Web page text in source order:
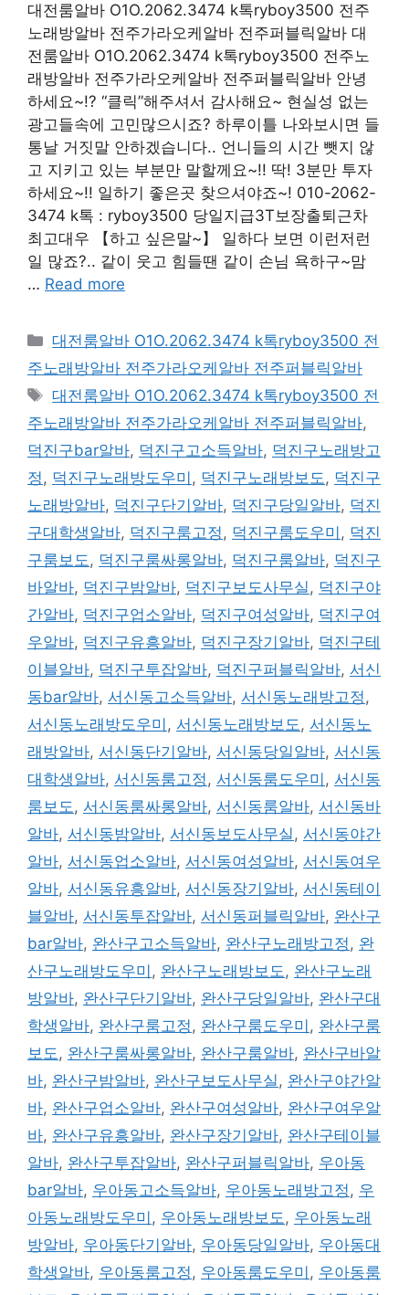
대전룸알바 O1O.2062.3474 k톡ryboy3500 전주
노래방알바 전주가라오케알바 전주퍼블릭알바 대
전룸알바 O1O.2062.3474 k톡ryboy3500 전주노
래방알바 전주가라오케알바 전주퍼블릭알바 안녕
하세요~!? “클릭”해주셔서 감사해요~ 현실성 없는
광고들속에 고민많으시죠? 하루이틀 나와보시면 들
통날 거짓말 안하겠습니다.. 언니들의 시간 뺏지 않
고 지키고 있는 부분만 말할께요~!! 딱! 3분만 투자
하세요~!! 일하기 좋은곳 찾으셔야죠~! 010-2062-
3474 k톡 : ryboy3500 당일지급3T보장출퇴근차
최고대우 【하고 싶은말~】 일하다 보면 이런저런
일 많죠?.. 같이 웃고 힘들땐 같이 손님 욕하구~맘
… Read more
카
테
리
대전룸알바 O1O.2062.3474 k톡ryboy3500 전
주노래방알바 전주가라오케알바 전주퍼블릭알바
태
그
대전룸알바 O1O.2062.3474 k톡ryboy3500 전
주노래방알바 전주가라오케알바 전주퍼블릭알바,
덕진구bar알바, 덕진구고소득알바, 덕진구노래방고
정, 덕진구노래방도우미 , 덕진구노래방보도, 덕진구
노래방알바, 덕진구단기알바, 덕진구당일알바, 덕진
구대학생알바, 덕진구룸고정, 덕진구룸도우미 , 덕진
구룸보도, 덕진구룸싸롱알바, 덕진구룸알바, 덕진구
바알바, 덕진구밤알바, 덕진구보도사무실, 덕진구야
간알바, 덕진구업소알바, 덕진구여성알바, 덕진구여
우알바, 덕진구유흥알바, 덕진구장기알바, 덕진구테
이블알바, 덕진구투잡알바, 덕진구퍼블릭알바, 서신
동bar알바, 서신동고소득알바, 서신동노래방고정,
서신동노래방도우미 , 서신동노래방보도, 서신동노
래방알바, 서신동단기알바, 서신동당일알바, 서신동
대학생알바, 서신동룸고정, 서신동룸도우미 , 서신동
룸보도, 서신동룸싸롱알바, 서신동룸알바, 서신동바
알바, 서신동밤알바, 서신동보도사무실, 서신동야간
알바, 서신동업소알바, 서신동여성알바, 서신동여우
알바, 서신동유흥알바, 서신동장기알바, 서신동테이
블알바, 서신동투잡알바, 서신동퍼블릭알바, 완산구
bar알바, 완산구고소득알바, 완산구노래방고정, 완
산구노래방도우미 , 완산구노래방보도, 완산구노래
방알바, 완산구단기알바, 완산구당일알바, 완산구대
학생알바, 완산구룸고정, 완산구룸도우미 , 완산구룸
보도, 완산구룸싸롱알바, 완산구룸알바, 완산구바알
바, 완산구밤알바, 완산구보도사무실, 완산구야간알
바, 완산구업소알바, 완산구여성알바, 완산구여우알
바, 완산구유흥알바, 완산구장기알바, 완산구테이블
알바, 완산구투잡알바, 완산구퍼블릭알바, 우아동
bar알바, 우아동고소득알바, 우아동노래방고정, 우
아동노래방도우미 , 우아동노래방보도, 우아동노래
방알바, 우아동단기알바, 우아동당일알바, 우아동대
학생알바, 우아동룸고정, 우아동룸도우미 , 우아동룸